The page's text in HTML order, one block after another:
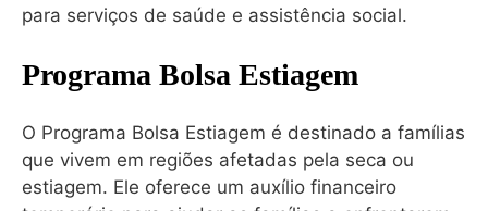
para serviços de saúde e assistência social.
Programa Bolsa Estiagem
O Programa Bolsa Estiagem é destinado a famílias
que vivem em regiões afetadas pela seca ou
estiagem. Ele oferece um auxílio financeiro